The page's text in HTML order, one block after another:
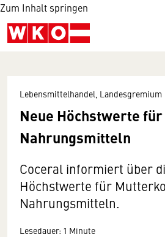
Zum Inhalt springen
Lebensmittelhandel, Landesgremium
Neue Höchstwerte
Nahrungsmitteln
Coceral informiert über
Höchstwerte für
Nahrungsmitteln.
Lesedauer: 1 Minute